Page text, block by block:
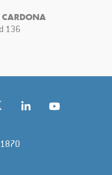
136
1870